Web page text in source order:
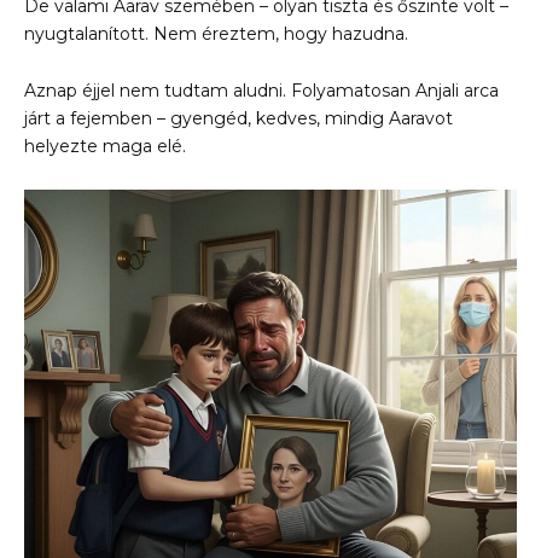
De valami Aarav szemében – olyan tiszta és őszinte volt –
nyugtalanított. Nem éreztem, hogy hazudna.
Aznap éjjel nem tudtam aludni. Folyamatosan Anjali arca
járt a fejemben – gyengéd, kedves, mindig Aaravot
helyezte maga elé.